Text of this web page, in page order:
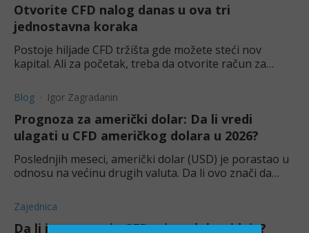
Otvorite CFD nalog danas u ova tri
jednostavna koraka
Postoje hiljade CFD tržišta gde možete steći nov
kapital. Ali za početak, treba da otvorite račun za
Blog Igor Zagradanin
Prognoza za američki dolar: Da li vredi
ulagati u CFD američkog dolara u 2026?
Poslednjih meseci, američki dolar (USD) je porastao u
odnosu na većinu drugih valuta. Da li ovo znači da
Zajednica
Da li je trgovanje CFDovima dobra ideja?